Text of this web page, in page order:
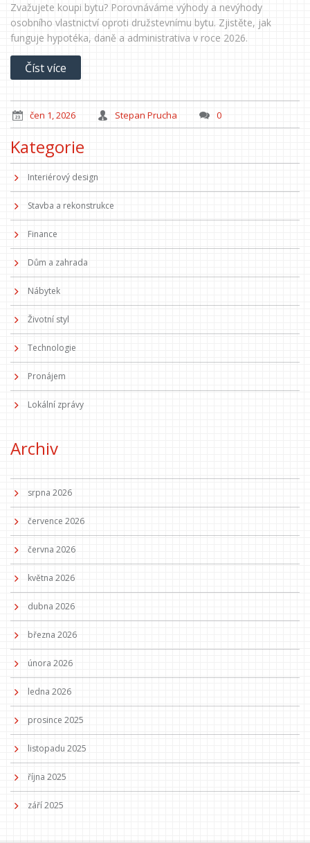
Zvažujete koupi bytu? Porovnáváme výhody a nevýhody
osobního vlastnictví oproti družstevnímu bytu. Zjistěte, jak
funguje hypotéka, daně a administrativa v roce 2026.
Číst více
čen 1, 2026 Stepan Prucha 0
Kategorie
Interiérový design
Stavba a rekonstrukce
Finance
Dům a zahrada
Nábytek
Životní styl
Technologie
Pronájem
Lokální zprávy
Archiv
srpna 2026
července 2026
června 2026
května 2026
dubna 2026
března 2026
února 2026
ledna 2026
prosince 2025
listopadu 2025
října 2025
září 2025